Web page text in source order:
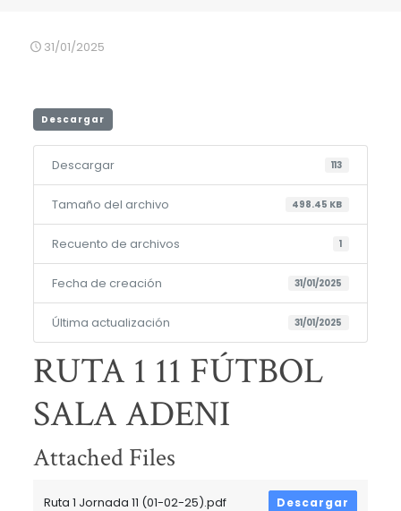
31/01/2025
Descargar
Descargar 113
Tamaño del archivo 498.45 KB
Recuento de archivos 1
Fecha de creación 31/01/2025
Última actualización 31/01/2025
RUTA 1 11 FÚTBOL
SALA ADENI
Attached Files
Ruta 1 Jornada 11 (01-02-25).pdf Descargar